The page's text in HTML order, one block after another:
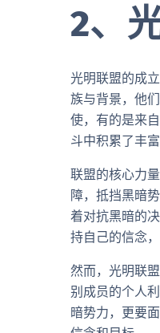
2、
光明联盟的成
族与背景，他
使，有的是来
斗中积累了丰富
联盟的核心力
障，抵挡黑暗
着对抗黑暗的
持自己的信念
然而，光明联
别成员的个人
暗势力，更要